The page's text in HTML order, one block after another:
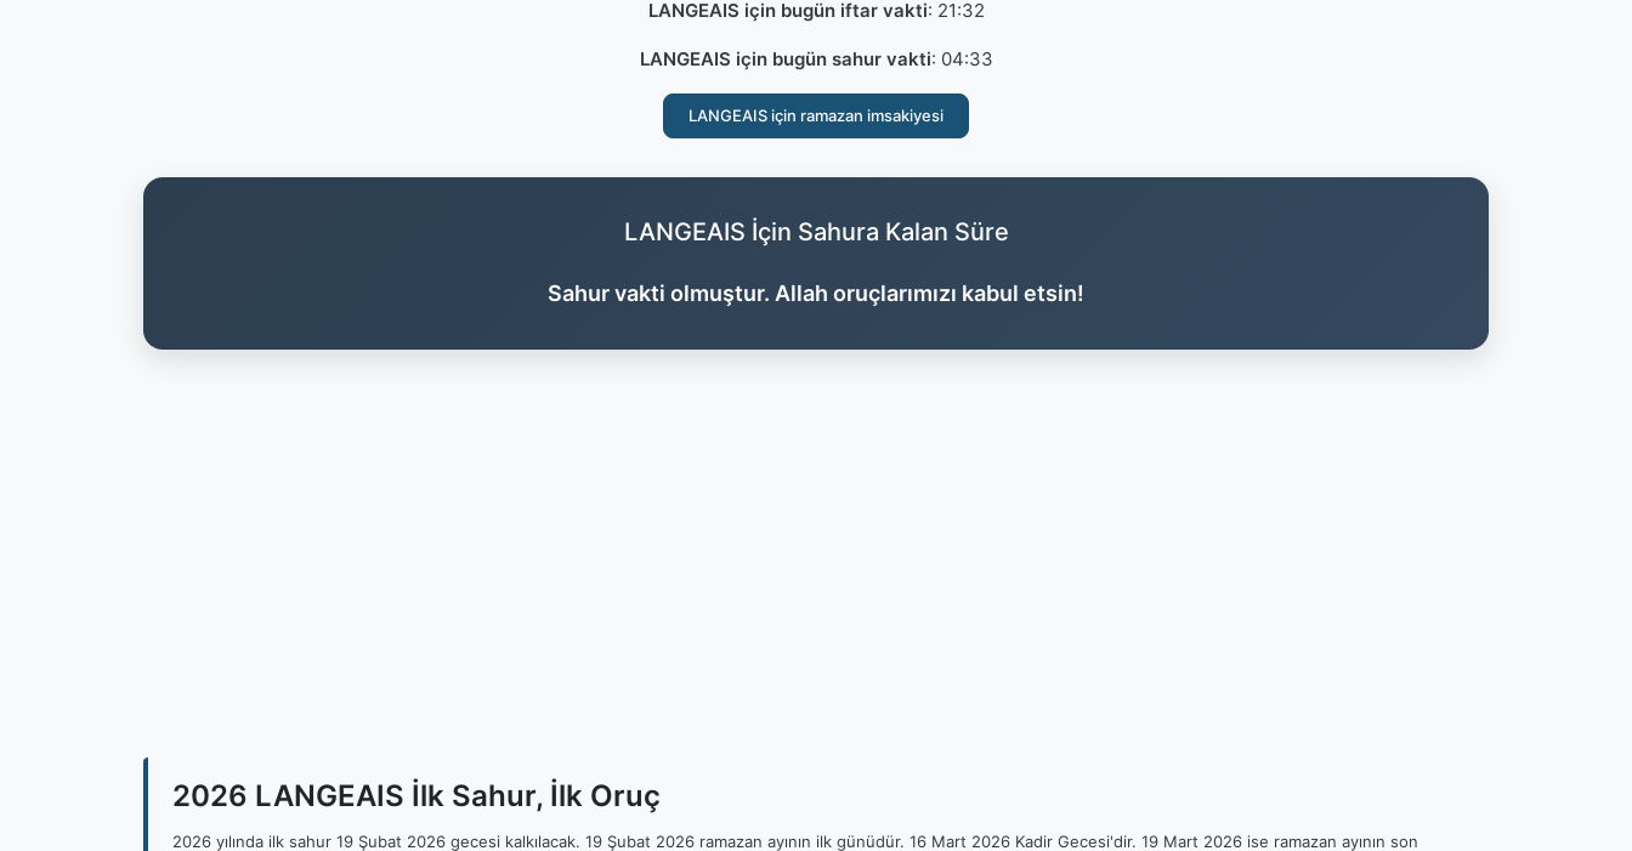
LANGEAIS için bugün iftar vakti: 21:32
LANGEAIS için bugün sahur vakti: 04:33
LANGEAIS için ramazan imsakiyesi
LANGEAIS İçin Sahura Kalan Süre
Sahur vakti olmuştur. Allah oruçlarımızı kabul etsin!
2026 LANGEAIS İlk Sahur, İlk Oruç
2026 yılında ilk sahur 19 Şubat 2026 gecesi kalkılacak. 19 Şubat 2026 ramazan ayının ilk günüdür. 16 Mart 2026 Kadir Gecesi'dir. 19 Mart 2026 ise ramazan ayının son